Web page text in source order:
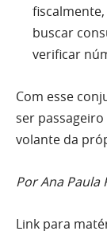
buscar
verificar
Com esse
ser
volante da
Por Ana Paula
Link para